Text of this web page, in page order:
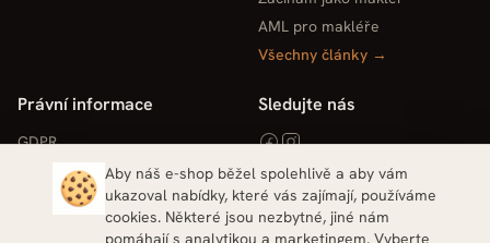
AML pro makléře
Všechny články →
Právní informace
GDPR
Obchodní podmínky
Reklamační řád
Dodací podmínky
Sledujte nás
Aby náš e-shop běžel spolehlivě a aby vám
ukazoval nabídky, které vás zajímají, používáme
cookies. Některé jsou nezbytné, jiné nám
pomáhají s analytikou a marketingem. Vyberte